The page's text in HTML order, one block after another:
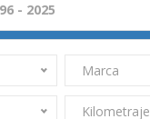
Marca
Kilometraje